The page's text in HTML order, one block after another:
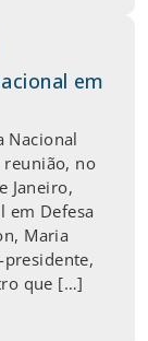
em
Nacional
reunião, no
Janeiro,
em Defesa
Maria
que […]